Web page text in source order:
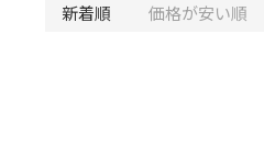
新着順 価格が安い順